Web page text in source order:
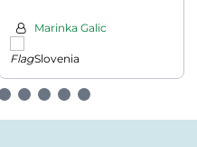
închisMarinka Galic
Slovenia